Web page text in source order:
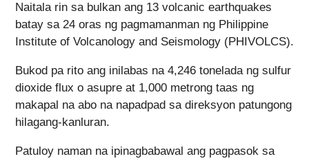
Naitala rin sa bulkan ang 13 volcanic earthquakes
batay sa 24 oras ng pagmamanman ng Philippine
Institute of Volcanology and Seismology (PHIVOLCS).
Bukod pa rito ang inilabas na 4,246 tonelada ng sulfur
dioxide flux o asupre at 1,000 metrong taas ng
makapal na abo na napadpad sa direksyon patungong
hilagang-kanluran.
Patuloy naman na ipinagbabawal ang pagpasok sa